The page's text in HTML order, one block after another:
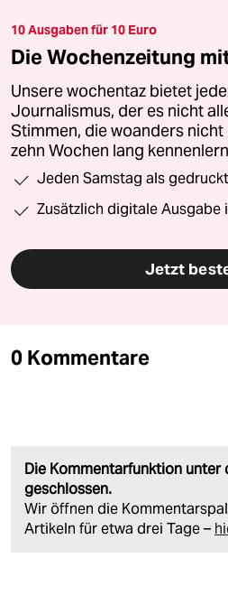
10 Ausgaben für 10 Euro
Die Wochenzeitung
Unsere wochentaz bietet
Journalismus, der es nicht
Stimmen, die woanders
zehn Wochen lang
Jeden Samstag als
Zusätzlich digitale Ausgabe
Jetzt
0 Kommentare
Die Kommentarfunktion unter
geschlossen.
Wir öffnen die
Artikeln für etwa drei Tage –